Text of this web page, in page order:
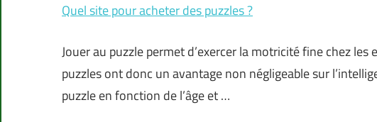
Quel site pour acheter des puzzles ?
Jouer au puzzle permet d’exercer la motricité fine chez
puzzles ont donc un avantage non négligeable sur
puzzle en fonction de l’âge et …